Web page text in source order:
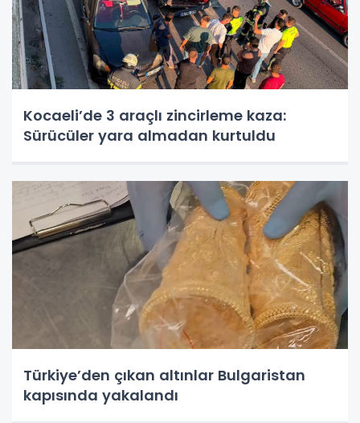
Kocaeli’de 3 araçlı zincirleme kaza:
Sürücüler yara almadan kurtuldu
Türkiye’den çıkan altınlar Bulgaristan
kapısında yakalandı